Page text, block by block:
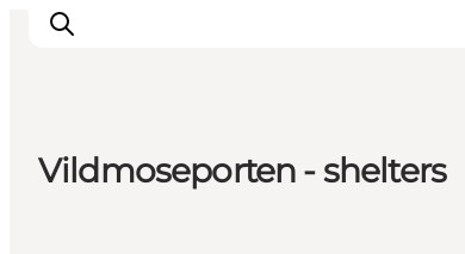
Vildmoseporten - shelters